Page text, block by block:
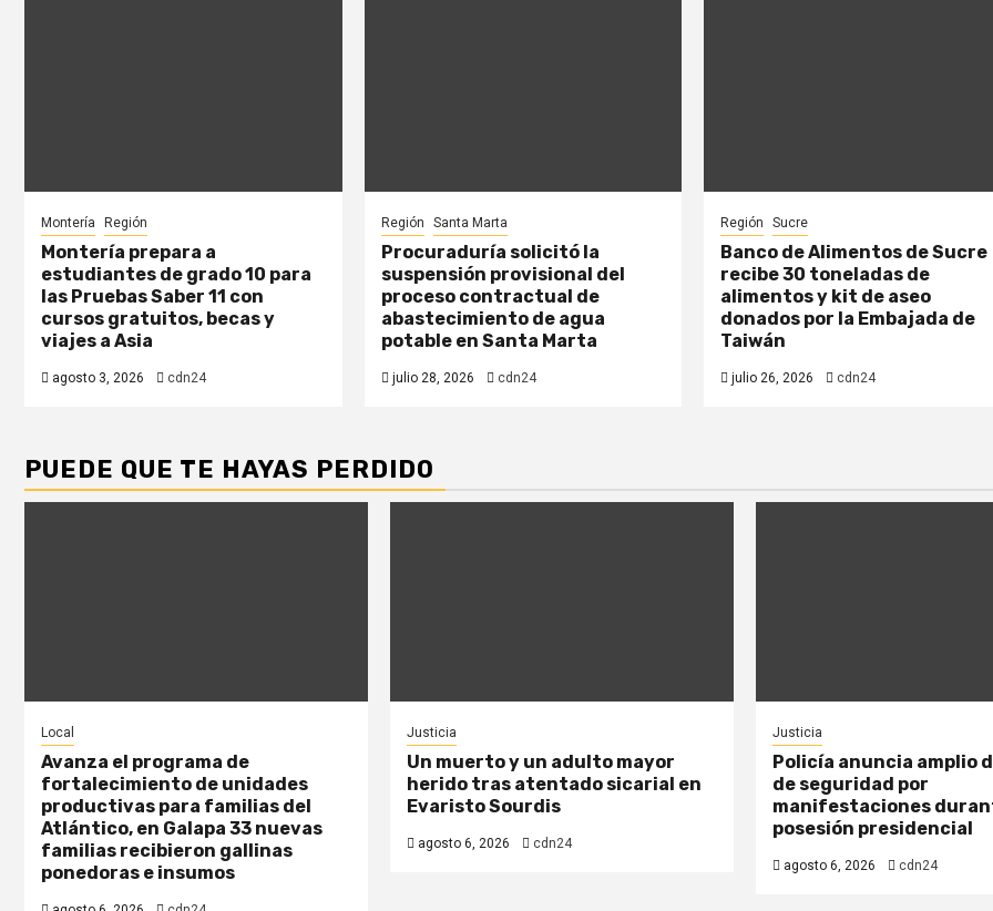
Montería Región
Montería prepara a
estudiantes de grado 10 para
las Pruebas Saber 11 con
cursos gratuitos, becas y
viajes a Asia
agosto 3, 2026 cdn24
Región Santa Marta
Procuraduría solicitó la
suspensión provisional del
proceso contractual de
abastecimiento de agua
potable en Santa Marta
julio 28, 2026 cdn24
Región Sucre
Banco de Alimentos de Sucre
recibe 30 toneladas de
alimentos y kit de aseo
donados por la Embajada de
Taiwán
julio 26, 2026 cdn24
PUEDE QUE TE HAYAS PERDIDO
Local
Avanza el programa de
fortalecimiento de unidades
productivas para familias del
Atlántico, en Galapa 33 nuevas
familias recibieron gallinas
ponedoras e insumos
Justicia
Un muerto y un adulto mayor
herido tras atentado sicarial en
Evaristo Sourdis
agosto 6, 2026 cdn24
Justicia
Policía anuncia amplio
de seguridad por
manifestaciones
posesión presidencial
agosto 6, 2026 cdn24